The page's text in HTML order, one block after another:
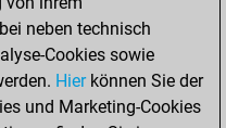
neben technisch
Cookies sowie
Hierkönnen Sie der
und Marketing-Cookies